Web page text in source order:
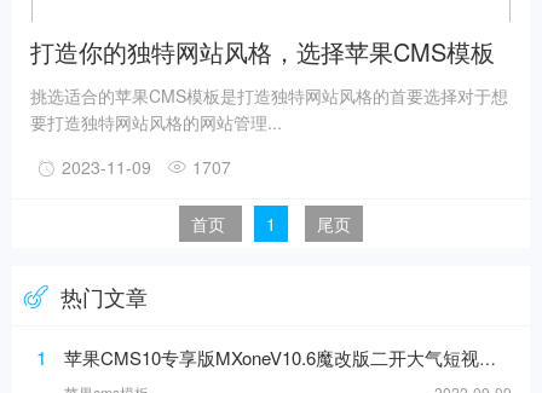
打造你的独特网站风格，选择苹果CMS模板
挑选适合的苹果CMS模板是打造独特网站风格的首要选择对于想
要打造独特网站风格的网站管理...
2023-11-09
1707
首页 1 尾页
热门文章
1 苹果CMS10专享版MXoneV10.6魔改版二开大气短视模板